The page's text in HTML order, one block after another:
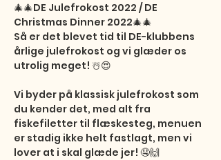
🎄🎄DE Julefrokost 2022 / DE
Christmas Dinner 2022🎄🎄
Så er det blevet tid til DE-klubbens
årlige julefrokost og vi glæder os
utrolig meget! ☃️😍
Vi byder på klassisk julefrokost som
du kender det, med alt fra
fiskefiletter til flæskesteg, menuen
er stadig ikke helt fastlagt, men vi
lover at i skal glæde jer! 🤤🙌